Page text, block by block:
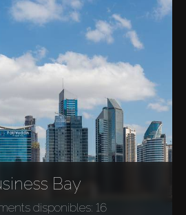
Bay
disponibles: 16